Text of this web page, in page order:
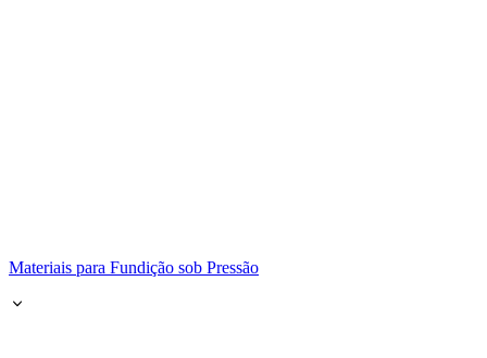
Materiais para Fundição sob Pressão